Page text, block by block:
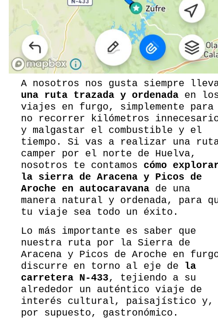
A nosotros nos gusta siempre
una ruta trazada y ordenada en
viajes en furgo, simplemente para
no recorrer kilómetros
y malgastar el combustible y el
tiempo. Si vas a realizar una
camper por el norte de Huelva,
nosotros te contamos cómo
la sierra de Aracena y Picos de
Aroche en autocaravana de una
manera natural y ordenada, para
tu viaje sea todo un éxito.
Lo más importante es saber que
nuestra ruta por la Sierra de
Aracena y Picos de Aroche en
discurre en torno al eje de la
carretera N-433, tejiendo a su
alrededor un auténtico viaje de
interés cultural, paisajístico y,
por supuesto, gastronómico.